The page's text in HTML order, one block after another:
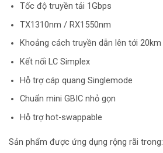
Tốc độ truyền tải 1Gbps
TX1310nm / RX1550nm
Khoảng cách truyền dẫn lên tới 20km
Kết nối LC Simplex
Hỗ trợ cáp quang Singlemode
Chuẩn mini GBIC nhỏ gọn
Hỗ trợ hot-swappable
Sản phẩm được ứng dụng rộng rãi trong: